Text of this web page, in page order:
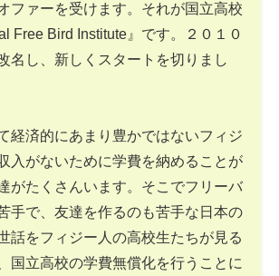
ファーを受けます。それが国立高校
Free Bird Institute』です。２０１０
名し、新しくスタートを切りまし
経済的にあまり豊かではないフィジ
入がないために学費を納めることが
がたくさんいます。そこでフリーバ
手で、友達を作るのも苦手な日本の
話をフィジー人の高校生たちが見る
国立高校の学費無償化を行うことに